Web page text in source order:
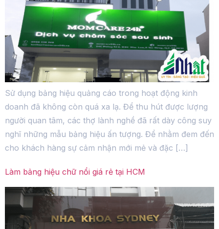
Sử dụng bảng hiệu quảng cáo trong hoạt động kinh
doanh đã không còn quá xa lạ. Để thu hút được lượng
người quan tâm, các thợ lành nghề đã rất dày công suy
nghĩ những mẫu bảng hiệu ấn tượng. Để nhằm đem đến
cho khách hàng sự cảm nhận mới mẻ và đặc […]
Làm bảng hiệu chữ nổi giá rẻ tại HCM